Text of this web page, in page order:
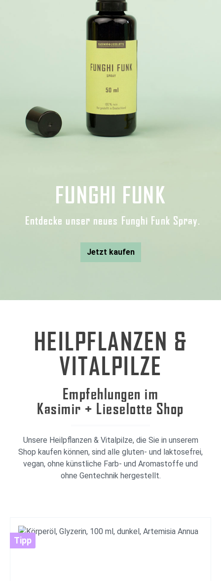
FUNGHI FUNK
Entdecke unser neues Funghi Funk Spray.
Jetzt kaufen
HEILPFLANZEN &
VITALPILZE
Empfehlungen im
Kasimir + Lieselotte Shop
Unsere Heilpflanzen & Vitalpilze, die Sie in unserem
Shop kaufen können, sind alle gluten- und laktosefrei,
vegan, ohne künstliche Farb- und Aromastoffe und
ohne Gentechnik hergestellt.
Tipp